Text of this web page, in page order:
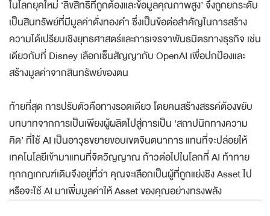
ในโลกยุคใหม่ ‘ลิขสิทธิ์ที่ถูกต้องและข้อมูลคุณภาพสูง’ จึงถูกยกระดับ
เป็นสินทรัพย์ที่มีมูลค่าดั่งทองคำ ซึ่งเป็นข้อต่อสำคัญในการสร้าง
ความได้เปรียบเชิงยุทธศาสตร์และการเจรจาพันธมิตรทางธุรกิจ เช่น
เดียวกับที่ Disney เลือกเซ็นสัญญากับ OpenAI เพื่อปกป้องและ
สร้างมูลค่าจากสินทรัพย์ของตน
ท้ายที่สุด การปรับตัวคือทางรอดเดียว โดยคนสร้างสรรค์ต้องขยับ
บทบาทจากการเป็นเพียงผู้ผลิตไปสู่การเป็น ‘สถาปนิกทางความ
คิด’ ที่ใช้ AI เป็นอาวุธขยายขอบเขตจินตนาการ แทนที่จะปล่อยให้
เทคโนโลยีเข้ามาแทนที่จิตวิญญาณ ก้าวต่อไปในโลกที่ AI ท้าทาย
ทุกกฎเกณฑ์เดิมจึงอยู่ที่ว่า คุณจะเลือกเป็นผู้ที่ถูกแย่งชิง Asset ไป
หรือจะใช้ AI มาเพิ่มมูลค่าให้ Asset ของคุณอย่างทรงพลัง